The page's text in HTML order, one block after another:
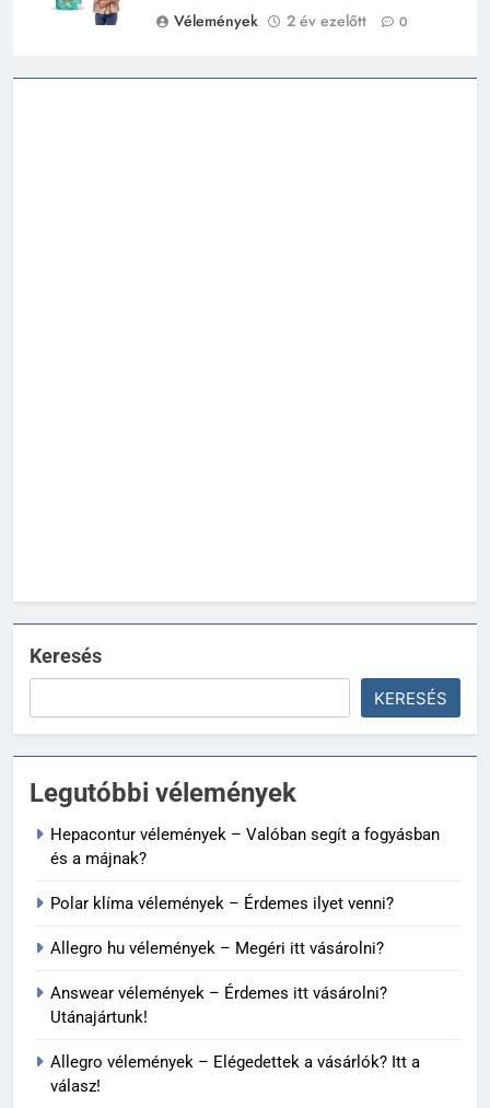
Vélemények
2 év ezelőtt 0
Keresés
KERESÉS
Legutóbbi vélemények
Hepacontur vélemények – Valóban segít a fogyásban
és a májnak?
Polar klíma vélemények – Érdemes ilyet venni?
Allegro hu vélemények – Megéri itt vásárolni?
Answear vélemények – Érdemes itt vásárolni?
Utánajártunk!
Allegro vélemények – Elégedettek a vásárlók? Itt a
válasz!